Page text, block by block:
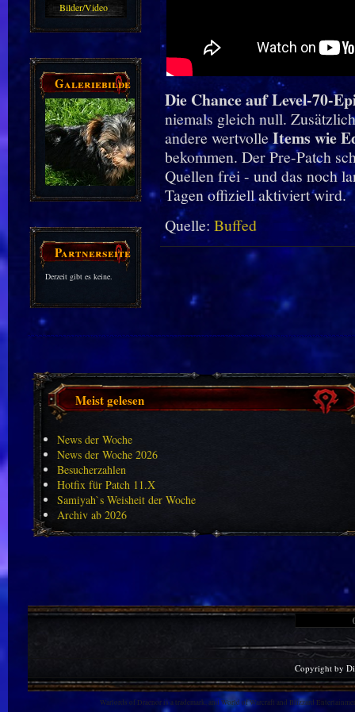
Bilder/Video
Galeriebilder
Partnerseiten
Derzeit gibt es keine.
Die Chance auf Level-70-
niemals gleich null.
andere wertvolleItems wie
bekommen. Der Pre-Patch
Quellen frei - und das noch
Tagen offiziell aktiviert wird.
Quelle: Buffed
Meist gelesen
News der Woche
News der Woche 2026
Besucherzahlen
Hotfix für Patch 11.X
Samiyah`s Weisheit der Woche
Archiv ab 2026
Copyright by
Warlords of Draenor is a trademark, and World of Warcraft and Blizzard